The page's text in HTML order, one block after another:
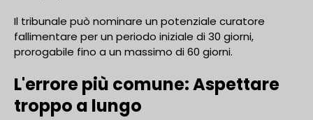
Il tribunale può nominare un potenziale curatore
fallimentare per un periodo iniziale di 30 giorni,
prorogabile fino a un massimo di 60 giorni.
L'errore più comune: Aspettare
troppo a lungo